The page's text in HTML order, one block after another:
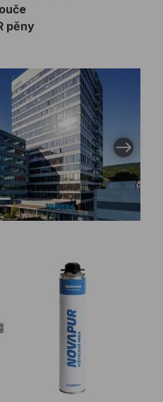
pěny
Další
Přejít na obrázek 1
Montážní PU pěna